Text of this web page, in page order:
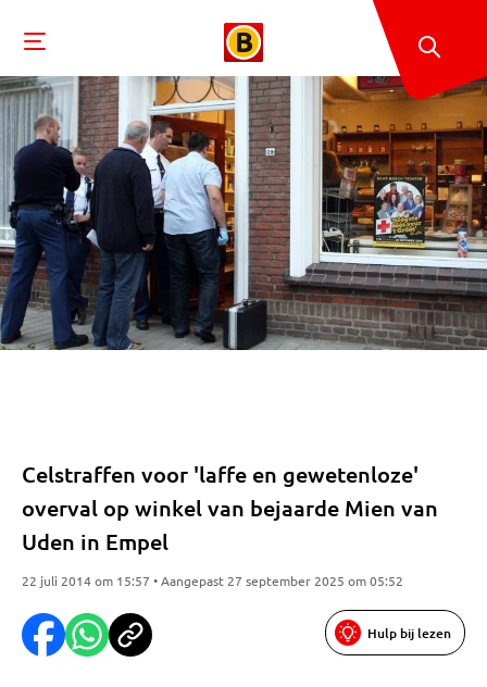
Celstraffen voor 'laffe en gewetenloze'
overval op winkel van bejaarde Mien van
Uden in Empel
22 juli 2014 om 15:57 • Aangepast 27 september 2025 om 05:52
Hulp bij lezen